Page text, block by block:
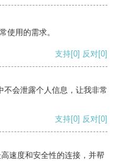
使用的需求。
支持[0] 反对[0]
不会泄露个人信息，让我非常
支持[0] 反对[0]
速度和安全性的连接，并帮